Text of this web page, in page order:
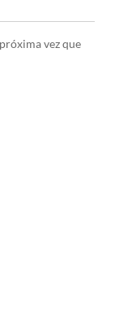
vez que